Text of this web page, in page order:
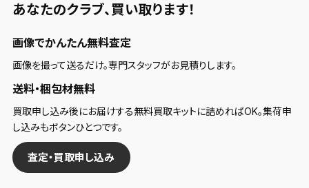
あなたのクラブ、 買い取ります！
画像でかんたん無料査定
画像を撮って送るだけ。専門スタッフがお見積りします。
送料・梱包材無料
買取申し込み後にお届けする無料買取キットに詰めればOK。集荷申
し込みもボタンひとつです。
査定・買取申し込み